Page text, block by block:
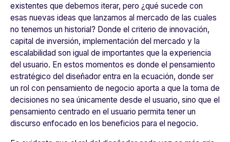
existentes que debemos iterar, pero ¿qué sucede con
esas nuevas ideas que lanzamos al mercado de las cuales
no tenemos un historial? Donde el criterio de innovación,
capital de inversión, implementación del mercado y la
escalabilidad son igual de importantes que la experiencia
del usuario. En estos momentos es donde el pensamiento
estratégico del diseñador entra en la ecuación, donde ser
un rol con pensamiento de negocio aporta a que la toma de
decisiones no sea únicamente desde el usuario, sino que el
pensamiento centrado en el usuario permita tener un
discurso enfocado en los beneficios para el negocio.